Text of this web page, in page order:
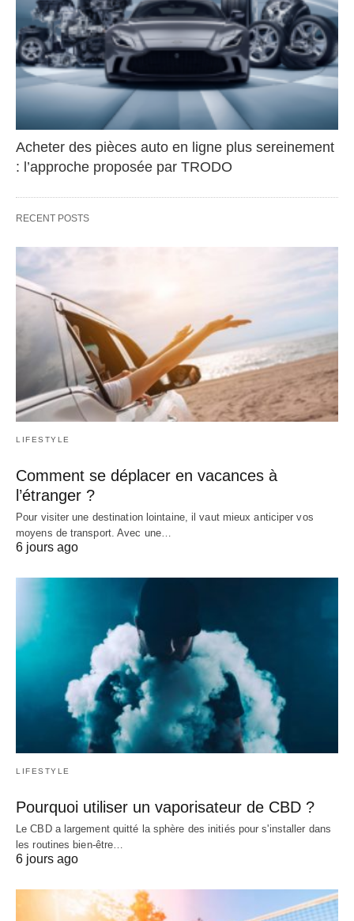
Acheter des pièces auto en ligne plus sereinement
: l’approche proposée par TRODO
RECENT POSTS
LIFESTYLE
Comment se déplacer en vacances à
l’étranger ?
Pour visiter une destination lointaine, il vaut mieux anticiper vos
moyens de transport. Avec une…
6 jours ago
LIFESTYLE
Pourquoi utiliser un vaporisateur de CBD ?
Le CBD a largement quitté la sphère des initiés pour s'installer dans
les routines bien-être…
6 jours ago